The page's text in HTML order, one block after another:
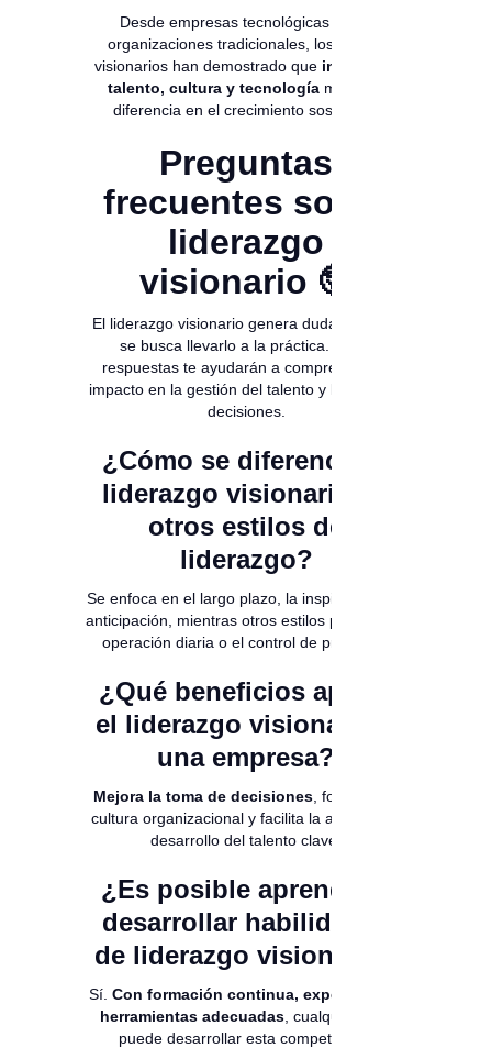
Desde empresas tecnológicas hasta
organizaciones tradicionales, los líderes
visionarios han demostrado que invertir en
talento, cultura y tecnología marca la
diferencia en el crecimiento sostenido.
Preguntas
frecuentes sobre
liderazgo
visionario 🤓
El liderazgo visionario genera dudas cuando
se busca llevarlo a la práctica. Estas
respuestas te ayudarán a comprender su
impacto en la gestión del talento y la toma de
decisiones.
¿Cómo se diferencia el
liderazgo visionario de
otros estilos de
liderazgo?
Se enfoca en el largo plazo, la inspiración y la
anticipación, mientras otros estilos priorizan la
operación diaria o el control de procesos.
¿Qué beneficios aporta
el liderazgo visionario a
una empresa?
Mejora la toma de decisiones , fortalece la
cultura organizacional y facilita la atracción y
desarrollo del talento clave.
¿Es posible aprender y
desarrollar habilidades
de liderazgo visionario?
Sí. Con formación continua, experiencia y
herramientas adecuadas , cualquier líder
puede desarrollar esta competencia.